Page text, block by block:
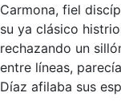
Carmona, fiel
su ya clásico
rechazando un
entre líneas,
Díaz afilaba sus